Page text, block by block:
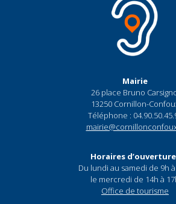
Mairie
26 place Bruno
13250 Cornillon-
Téléphone :
Horaires
Du lundi au samedi de 9h à
le mercredi de 14h à
Office de tourisme